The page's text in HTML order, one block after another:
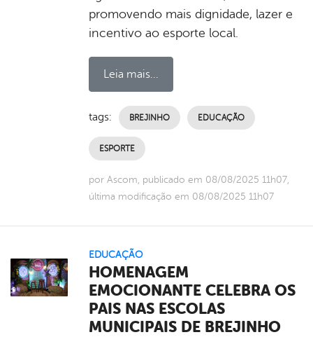
promovendo mais dignidade, lazer e
incentivo ao esporte local.
Leia mais...
tags: BREJINHO EDUCAÇÃO
ESPORTE
por Ascom, publicado em 08/08/2025 11h07,
última modificação em 08/08/2025 11h07
EDUCAÇÃO
HOMENAGEM
EMOCIONANTE CELEBRA OS
PAIS NAS ESCOLAS
MUNICIPAIS DE BREJINHO